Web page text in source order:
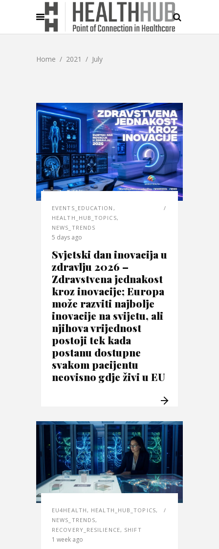
Home / 2021 / July
EVENTS_EDUCATION ,
HEALTH_HUB_TOPICS,
NEWS_TRENDS
5 days ago
Svjetski dan inovacija u
zdravlju 2026 –
Zdravstvena jednakost
kroz inovacije; Europa
može razviti najbolje
inovacije na svijetu, ali
njihova vrijednost
postoji tek kada
postanu dostupne
svakom pacijentu
neovisno gdje živi u EU
EU4HEALTH, HEALTH_HUB_TOPICS,
NEWS_TRENDS,
RECOVERY_RESILIENCE, SHIFT
1 week ago